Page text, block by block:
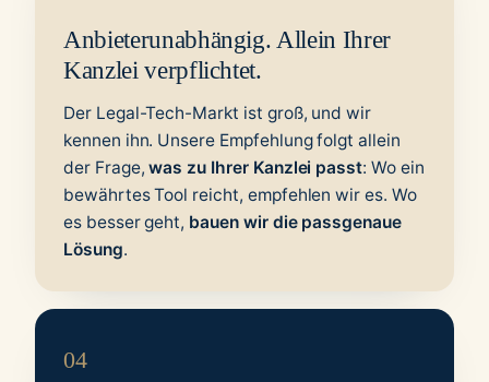
Anbieterunabhängig. Allein Ihrer
Kanzlei verpflichtet.
Der Legal-Tech-Markt ist groß, und wir
kennen ihn. Unsere Empfehlung folgt allein
der Frage,was zu Ihrer Kanzlei passt: Wo ein
bewährtes Tool reicht, empfehlen wir es. Wo
es besser geht, bauen wir die passgenaue
Lösung.
04